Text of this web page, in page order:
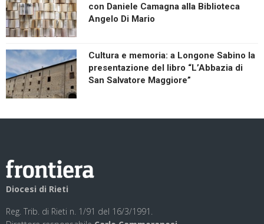
con Daniele Camagna alla Biblioteca
Angelo Di Mario
Cultura e memoria: a Longone Sabino la
presentazione del libro “L’Abbazia di
San Salvatore Maggiore”
Diocesi di Rieti
Reg. Trib. di Rieti n. 1/91 del 16/3/1991.